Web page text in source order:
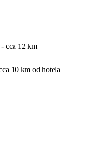
cca 12 km
10 km od hotela